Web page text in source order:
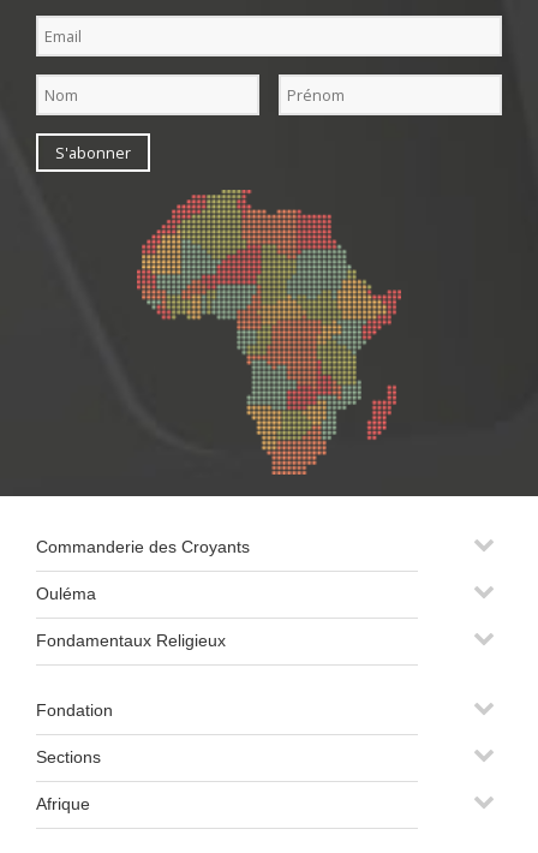
Commanderie des Croyants
Ouléma
Fondamentaux Religieux
Fondation
Sections
Afrique